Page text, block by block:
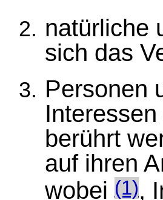
natürliche
sich das
Personen
berührt
auf ihren
wobei (1),